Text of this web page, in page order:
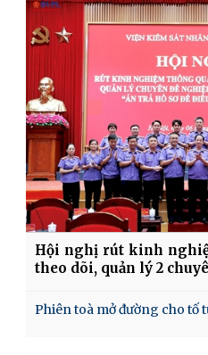
Hội nghị rút kinh
theo dõi, quản lý 2
Phiên toà mở đường cho tố